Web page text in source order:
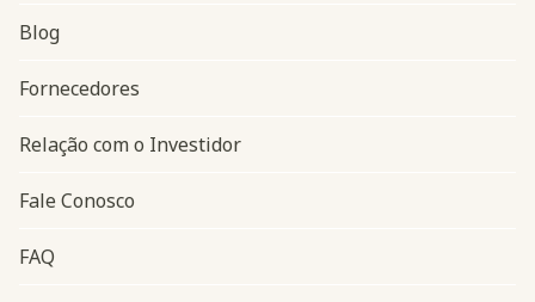
Navegação do rodapé
Blog
Fornecedores
Relação com o Investidor
Fale Conosco
FAQ